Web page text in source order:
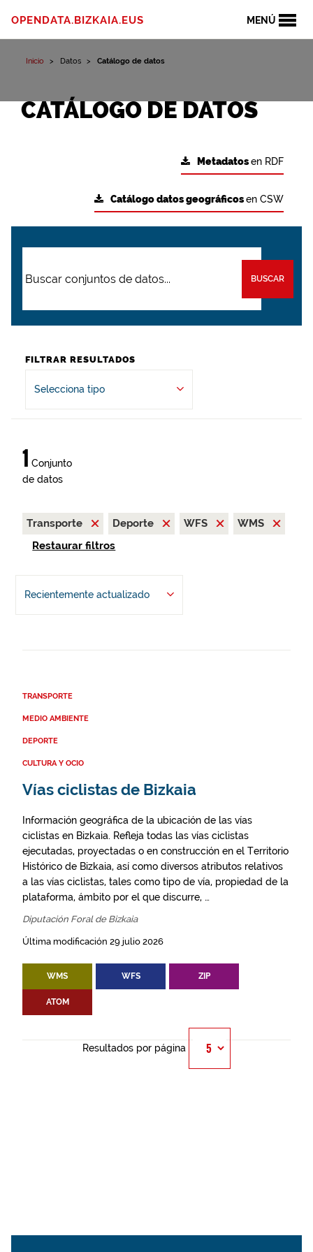
MENÚ
OPENDATA.BIZKAIA.EUS
Inicio Datos Catálogo de datos
CATÁLOGO DE DATOS
Metadatosen RDF
Catálogo datos geográficosen CSW
BUSCAR
FILTRAR RESULTADOS
Selecciona tipo
1 Conjunto
de datos
Transporte Deporte WFS
WMS
Restaurar filtros
Recientemente actualizado
TRANSPORTE
MEDIO AMBIENTE
DEPORTE
CULTURA Y OCIO
Vías ciclistas de Bizkaia
Información geográfica de la ubicación de las vías
ciclistas en Bizkaia. Refleja todas las vías ciclistas
ejecutadas, proyectadas o en construcción en el Territorio
Histórico de Bizkaia, así como diversos atributos relativos
a las vías ciclistas, tales como tipo de vía, propiedad de la
plataforma, ámbito por el que discurre, …
Diputación Foral de Bizkaia
Última modificación 29 julio 2026
WMS WFS ZIP
ATOM
Resultados por página